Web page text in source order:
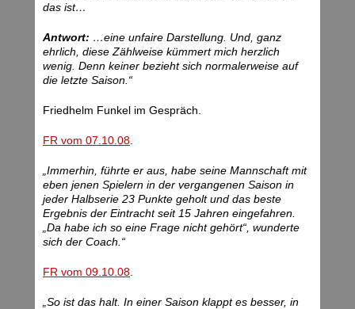
das ist…
Antwort: …eine unfaire Darstellung. Und, ganz
ehrlich, diese Zählweise kümmert mich herzlich
wenig. Denn keiner bezieht sich normalerweise auf
die letzte Saison.“
Friedhelm Funkel im Gespräch.
FR vom 07.10.08
„Immerhin, führte er aus, habe seine Mannschaft mit
eben jenen Spielern in der vergangenen Saison in
jeder Halbserie 23 Punkte geholt und das beste
Ergebnis der Eintracht seit 15 Jahren eingefahren.
„Da habe ich so eine Frage nicht gehört“, wunderte
sich der Coach.“
FR vom 09.10.08
„So ist das halt. In einer Saison klappt es besser, in